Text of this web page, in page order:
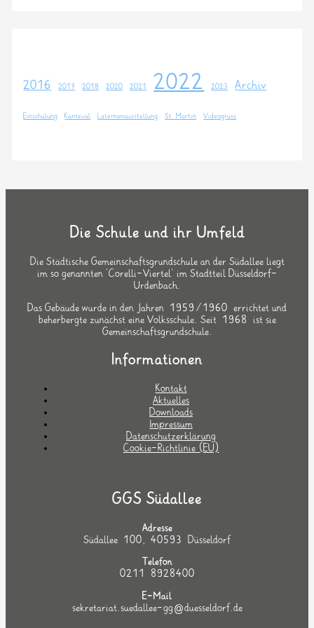
2016 2017 2018 2020 2021 2022 2023 Archiv
Einschulung Karneval Laternenausstellung St. Martin Videogruss
Die Schule und ihr Umfeld
Die Städtische Gemeinschaftsgrundschule an der Südallee liegt
im so genannten `Corelli-Viertel` im Stadtteil Düsseldorf-
Urdenbach.
Das Gebäude wurde in den Jahren 1959/1960 errichtet und
beherbergte zunächst eine Volksschule. Seit 1968 ist sie
Gemeinschaftsgrundschule.
Informationen
Kontakt
Aktuelles
Downloads
Impressum
Datenschutzerklärung
Cookie-Richtlinie (EU)
GGS Südallee
Adresse
Südallee 100, 40593 Düsseldorf
Telefon
0211 8928400
E-Mail
sekretariat.suedallee-gg@duesseldorf.de